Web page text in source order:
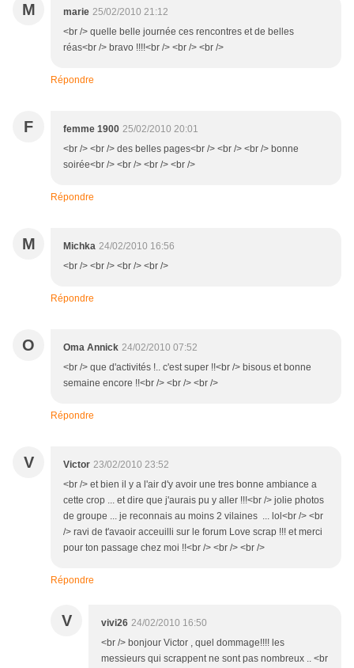
M marie 25/02/2010 21:12
<br /> quelle belle journée ces rencontres et de belles
réas<br /> bravo !!!!<br /> <br /> <br />
Répondre
F femme 1900 25/02/2010 20:01
<br /> <br /> des belles pages<br /> <br /> <br /> bonne
soirée<br /> <br /> <br /> <br />
Répondre
M Michka 24/02/2010 16:56
<br /> <br /> <br /> <br />
Répondre
O Oma Annick 24/02/2010 07:52
<br /> que d'activités !.. c'est super !!<br /> bisous et bonne
semaine encore !!<br /> <br /> <br />
Répondre
V Victor 23/02/2010 23:52
<br /> et bien il y a l'air d'y avoir une tres bonne ambiance a
cette crop ... et dire que j'aurais pu y aller !!!<br /> jolie photos
de groupe ... je reconnais au moins 2 vilaines ... lol<br /> <br
/> ravi de t'avaoir acceuilli sur le forum Love scrap !!! et merci
pour ton passage chez moi !!<br /> <br /> <br />
Répondre
V vivi26 24/02/2010 16:50
<br /> bonjour Victor , quel dommage!!!! les
messieurs qui scrappent ne sont pas nombreux .. <br